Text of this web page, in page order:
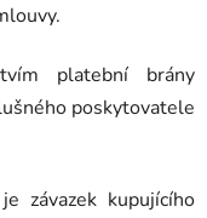
platební brány
poskytovatele
závazek kupujícího